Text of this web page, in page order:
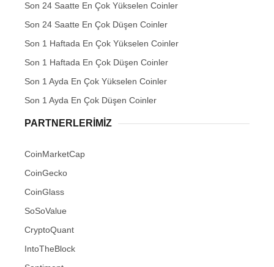
Son 24 Saatte En Çok Yükselen Coinler
Son 24 Saatte En Çok Düşen Coinler
Son 1 Haftada En Çok Yükselen Coinler
Son 1 Haftada En Çok Düşen Coinler
Son 1 Ayda En Çok Yükselen Coinler
Son 1 Ayda En Çok Düşen Coinler
PARTNERLERIMIZ
CoinMarketCap
CoinGecko
CoinGlass
SoSoValue
CryptoQuant
IntoTheBlock